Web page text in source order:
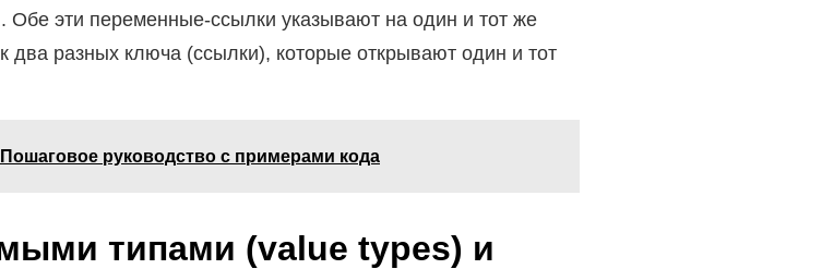
. Обе эти переменные-ссылки указывают на один и тот же
два разных ключа (ссылки), которые открывают один и тот
руководство с примерами кода
типами (value types) и